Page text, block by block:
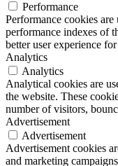
Performance
Performance cookies
performance indexes of
better user experience
Analytics
Analytics
Analytical cookies are
the website. These
number of visitors,
Advertisement
Advertisement
Advertisement cookies
and marketing